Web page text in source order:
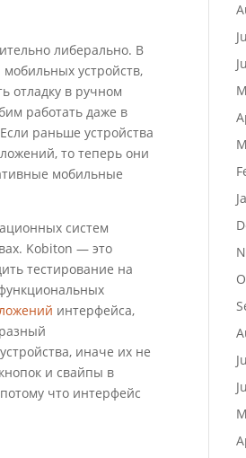
либерально. В
устройств,
отладку в ручном
работать даже в
раньше устройства
то теперь они
мобильные
систем
Kobiton — это
тестирование на
интерфейса,
иначе их не
и свайпы в
что интерфейс